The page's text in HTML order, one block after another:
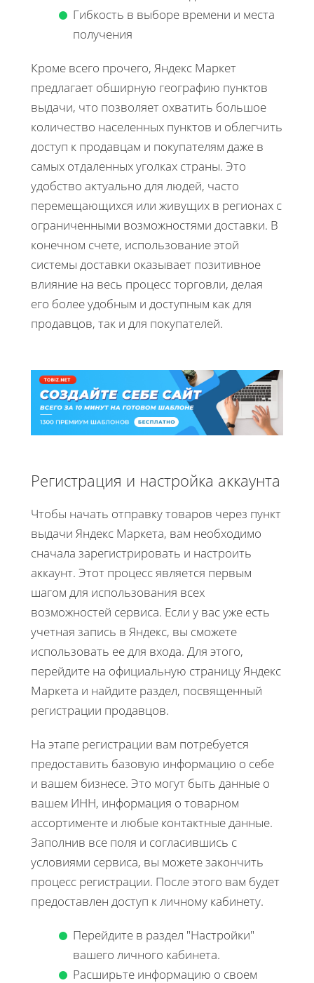
Гибкость в выборе времени и места
получения
Кроме всего прочего, Яндекс Маркет
предлагает обширную географию пунктов
выдачи, что позволяет охватить большое
количество населенных пунктов и облегчить
доступ к продавцам и покупателям даже в
самых отдаленных уголках страны. Это
удобство актуально для людей, часто
перемещающихся или живущих в регионах с
ограниченными возможностями доставки. В
конечном счете, использование этой
системы доставки оказывает позитивное
влияние на весь процесс торговли, делая
его более удобным и доступным как для
продавцов, так и для покупателей.
Регистрация и настройка аккаунта
Чтобы начать отправку товаров через пункт
выдачи Яндекс Маркета, вам необходимо
сначала зарегистрировать и настроить
аккаунт. Этот процесс является первым
шагом для использования всех
возможностей сервиса. Если у вас уже есть
учетная запись в Яндекс, вы сможете
использовать ее для входа. Для этого,
перейдите на официальную страницу Яндекс
Маркета и найдите раздел, посвященный
регистрации продавцов.
На этапе регистрации вам потребуется
предоставить базовую информацию о себе
и вашем бизнесе. Это могут быть данные о
вашем ИНН, информация о товарном
ассортименте и любые контактные данные.
Заполнив все поля и согласившись с
условиями сервиса, вы можете закончить
процесс регистрации. После этого вам будет
предоставлен доступ к личному кабинету.
Перейдите в раздел "Настройки"
вашего личного кабинета.
Расширьте информацию о своем